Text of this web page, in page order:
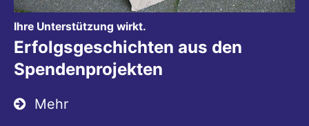
Ihre Unterstützung wirkt.
Erfolgsgeschichten aus den
Spendenprojekten
Mehr